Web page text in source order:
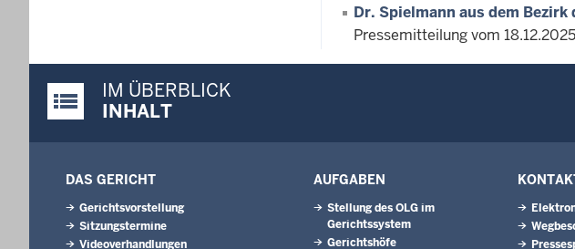
Dr. Spielmann aus dem
Pressemitteilung vom 18.12.2025
Justiz-Portal im Überblick:
IM ÜBERBLICK
INHALT
DAS GERICHT
Gerichtsvorstellung
Sitzungstermine
Videoverhandlungen
AUFGABEN
Stellung des OLG im
Gerichtssystem
Gerichtshöfe